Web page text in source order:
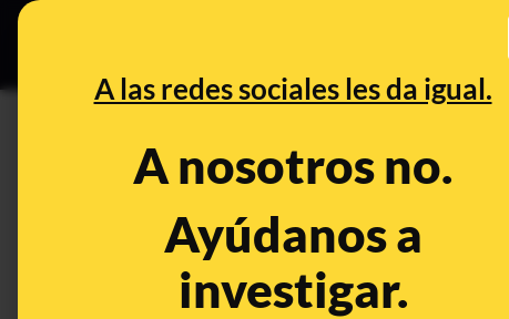
A las redes sociales les da igual.
A nosotros no.
Ayúdanos a
investigar.
Especial
Hablamos de sectas en
'trading', arruinarse la vida por
Apr 21, 2021, 6:06:00 PM